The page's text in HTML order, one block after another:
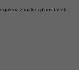
galeria z make-up'ami fanek.